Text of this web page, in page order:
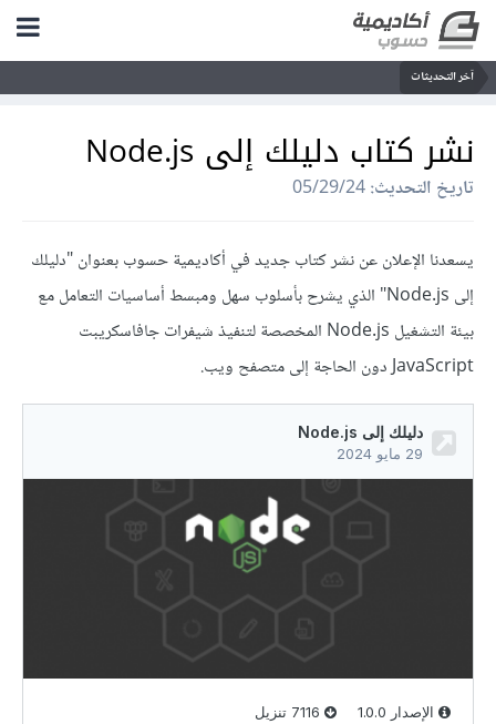
آخر التحديثات
نشر كتاب دليلك إلى Node.js
تاريخ التحديث:
يسعدنا الإعلان عن نشر كتاب جديد في أكاديمية حسوب بعنوان "دليلك
إلى Node.js" الذي يشرح بأسلوب سهل ومبسط أساسيات التعامل مع
بيئة التشغيل Node.js المخصصة لتنفيذ شيفرات جافاسكريبت
JavaScript دون الحاجة إلى متصفح ويب.